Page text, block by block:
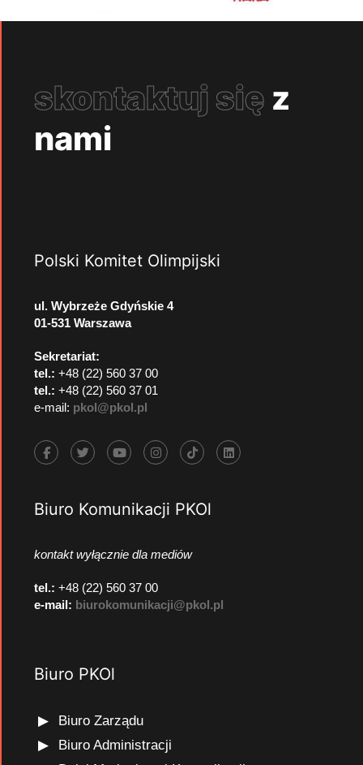
skontaktuj się z
nami
Polski Komitet Olimpijski
ul. Wybrzeże Gdyńskie 4
01-531 Warszawa
Sekretariat:
tel.: +48 (22) 560 37 00
tel.: +48 (22) 560 37 01
e-mail: pkol@pkol.pl
Biuro Komunikacji PKOl
kontakt wyłącznie dla mediów
tel.: +48 (22) 560 37 00
e-mail: biurokomunikacji@pkol.pl
Biuro PKOl
Biuro Zarządu
Biuro Administracji